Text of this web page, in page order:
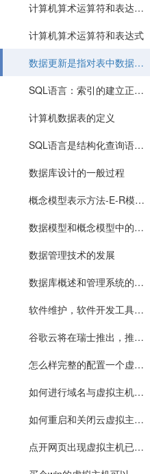
计算机算术运算符和表达式的应用案例
计算机算术运算符和表达式
数据更新是指对表中数据进行增加INSERT、修改UPDATE、删除DELETE
SQL语言：索引的建立正是为了加快查询速度
计算机数据表的定义
SQL语言是结构化查询语言(Structured Query Language)的简称
数据库设计的一般过程
概念模型表示方法-E-R模型和关系模型
数据模型和概念模型中的几个基本概念
数据管理技术的发展
数据库概述和管理系统的功能
软件维护，软件开发工具与环境及工程管理
谷歌云将在瑞士推出，推动全球扩张
怎么样完整的配置一个虚拟主机
如何进行域名与虚拟主机绑定？
如何重启和关闭云虚拟主机？
点开网页出现虚拟主机已开通是什么意思？